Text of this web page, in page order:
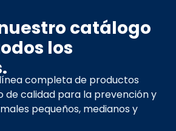
catálogo
los
completa de productos
de calidad para la prevención y
pequeños, medianos y